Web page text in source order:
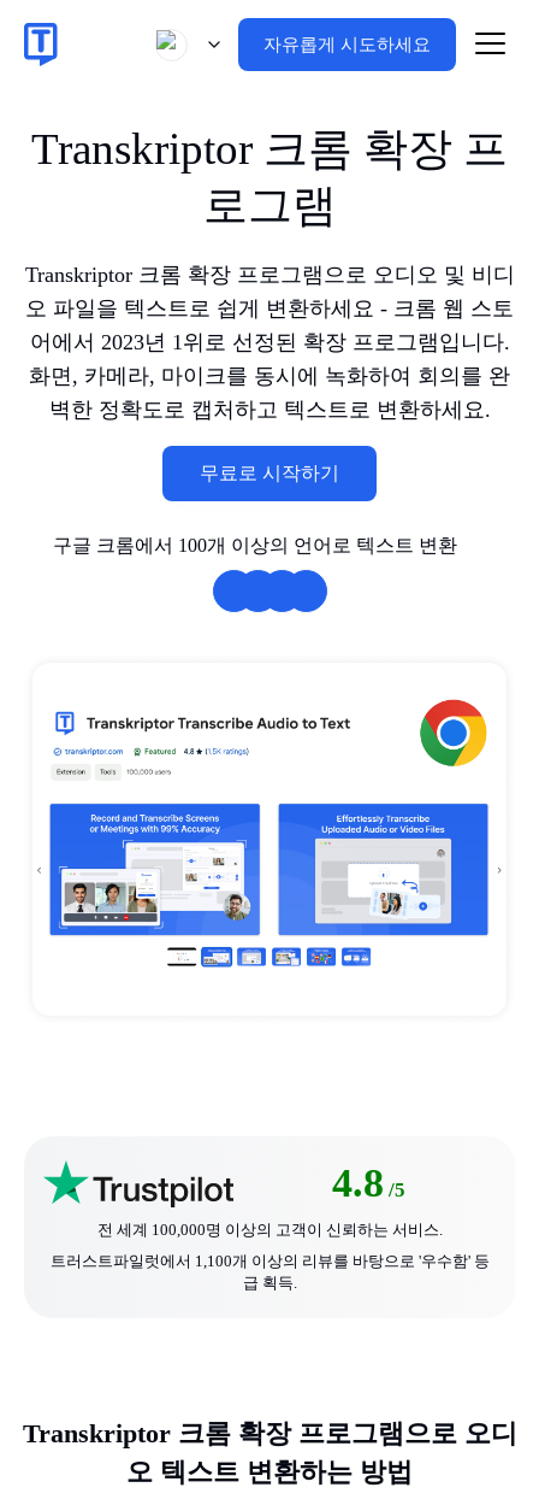
자유롭게 시도하세요
Transkriptor 크롬 확장 프
로그램
Transkriptor 크롬 확장 프로그램으로 오디오 및 비디
오 파일을 텍스트로 쉽게 변환하세요 - 크롬 웹 스토
어에서 2023년 1위로 선정된 확장 프로그램입니다.
화면, 카메라, 마이크를 동시에 녹화하여 회의를 완
벽한 정확도로 캡처하고 텍스트로 변환하세요.
무료로 시작하기
구글 크롬에서 100개 이상의 언어로 텍스트 변환
4.8 /5
전 세계 100,000명 이상의 고객이 신뢰하는 서비스.
트러스트파일럿에서 1,100개 이상의 리뷰를 바탕으로 '우수함' 등
급 획득.
Transkriptor 크롬 확장 프로그램으로 오디
오 텍스트 변환하는 방법